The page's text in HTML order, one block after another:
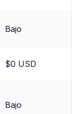
Bajo
$0 USD
Bajo